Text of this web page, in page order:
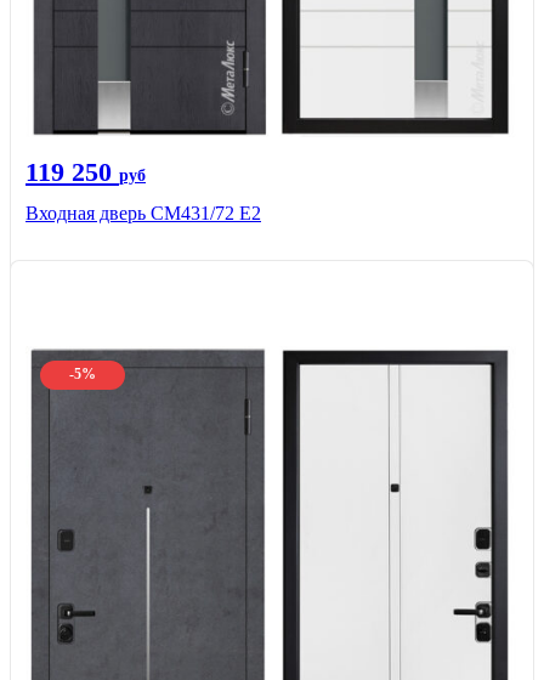
119 250 руб
Входная дверь СМ431/72 Е2
-5%